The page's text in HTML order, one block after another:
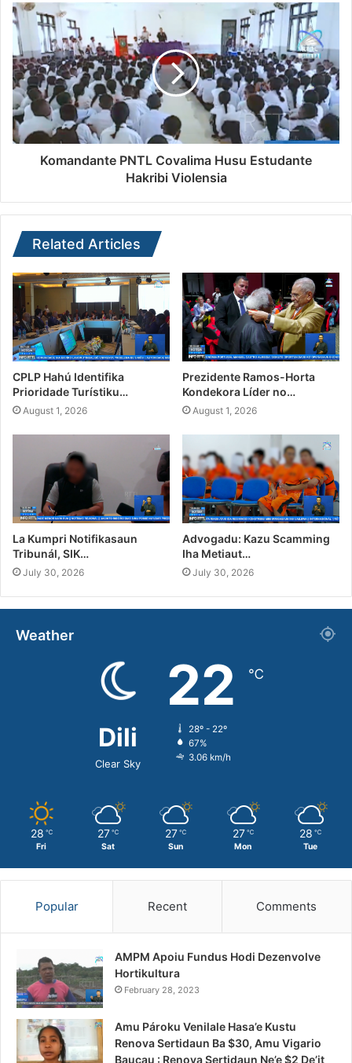
Komandante PNTL Covalima Husu Estudante
Hakribi Violensia
Related Articles
CPLP Hahú Identifika
Prioridade Turístiku…
August 1, 2026
Prezidente Ramos-Horta
Kondekora Líder no…
August 1, 2026
La Kumpri Notifikasaun
Tribunál, SIK…
July 30, 2026
Advogadu: Kazu Scamming
Iha Metiaut…
July 30, 2026
Weather
Dili
Clear Sky
22 ℃
28º - 22º
67%
3.06 km/h
28 ℃
Fri
27 ℃
Sat
27 ℃
Sun
27 ℃
Mon
28 ℃
Tue
Popular Recent Comments
AMPM Apoiu Fundus Hodi Dezenvolve
Hortikultura
February 28, 2023
Amu Pároku Venilale Hasa’e Kustu
Renova Sertidaun Ba $30, Amu Vigario
Baucau : Renova Sertidaun Ne’e $2 De’it